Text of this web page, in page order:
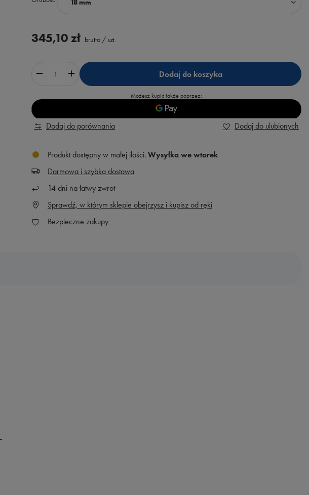
18 mm
345,10 zł brutto / szt.
Dodaj do koszyka
Możesz kupić także poprzez:
Dodaj do porównania Dodaj do ulubionych
Produkt dostępny w małej ilości Wysyłka we wtorek
Darmowa i szybka dostawa
14 dni na łatwy zwrot
Sprawdź, w którym sklepie obejrzysz i kupisz od ręki
Bezpieczne zakupy